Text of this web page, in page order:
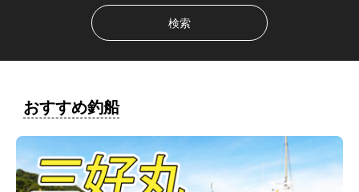
おすすめ釣船